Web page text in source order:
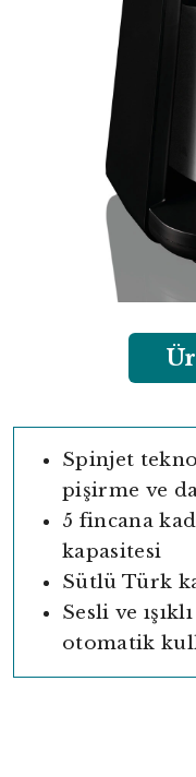
Spinjet
pişirme ve
5 fincana
kapasitesi
Sütlü Türk
Sesli ve
otomatik